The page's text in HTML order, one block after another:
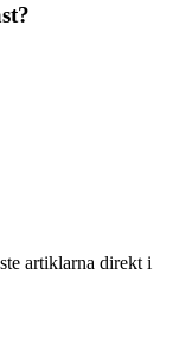
artiklarna direkt i